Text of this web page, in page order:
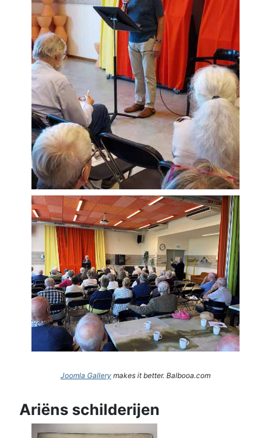
Joomla Gallery makes it better. Balbooa.com
Ariëns schilderijen